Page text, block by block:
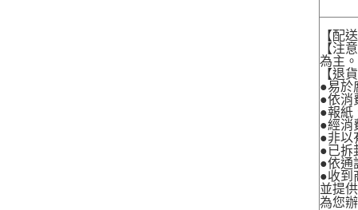
【配
【注
為主。
【退
●易於
●依消
●報紙
●經消
●非以
●已拆
●依通
●收到
並提
為您